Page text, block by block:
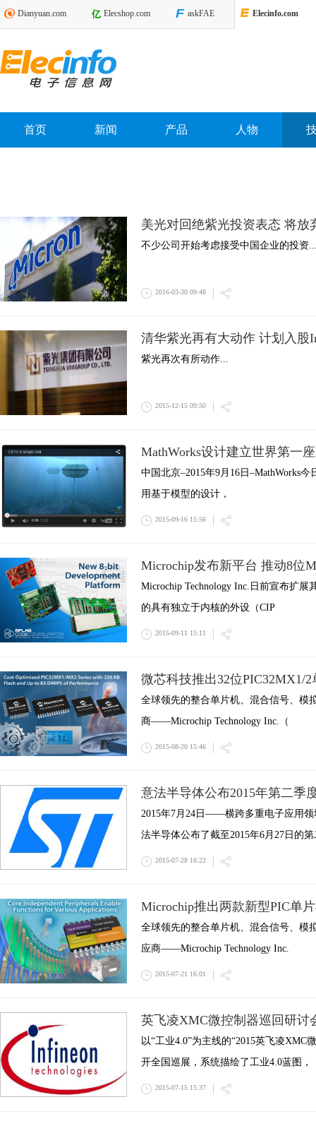
Dianyuan.com Elecshop.com askFAE Elecinfo.com
首页 新闻 产品 人物
美光对回绝紫光投资表态 将放
不少公司开始考虑接受中国企业的投资
2016-03-30 09:48
清华紫光再有大动作 计划入股
紫光再次有所动作...
2015-12-15 09:50
MathWorks设计建立世界第一
中国北京–2015年9月16日–MathWorks今
用基于模型的设计，
2015-09-16 15:56
Microchip发布新平台 推动8位
Microchip Technology Inc.日前宣布扩
的具有独立于内核的外设（CIP
2015-09-11 15:11
微芯科技推出32位PIC32MX1/2
全球领先的整合单片机、混合信号、模
商——Microchip Technology Inc.（
2015-08-20 15:46
意法半导体公布2015年第二季
2015年7月24日——横跨多重电子应用
法半导体公布了截至2015年6月27日的
2015-07-28 16:22
Microchip推出两款新型PIC单
全球领先的整合单片机、混合信号、模
应商——Microchip Technology Inc.
2015-07-21 16:01
英飞凌XMC微控制器巡回研讨
以“工业4.0”为主线的“2015英飞凌XMC
开全国巡展，系统描绘了工业4.0蓝图，
2015-07-15 15:37